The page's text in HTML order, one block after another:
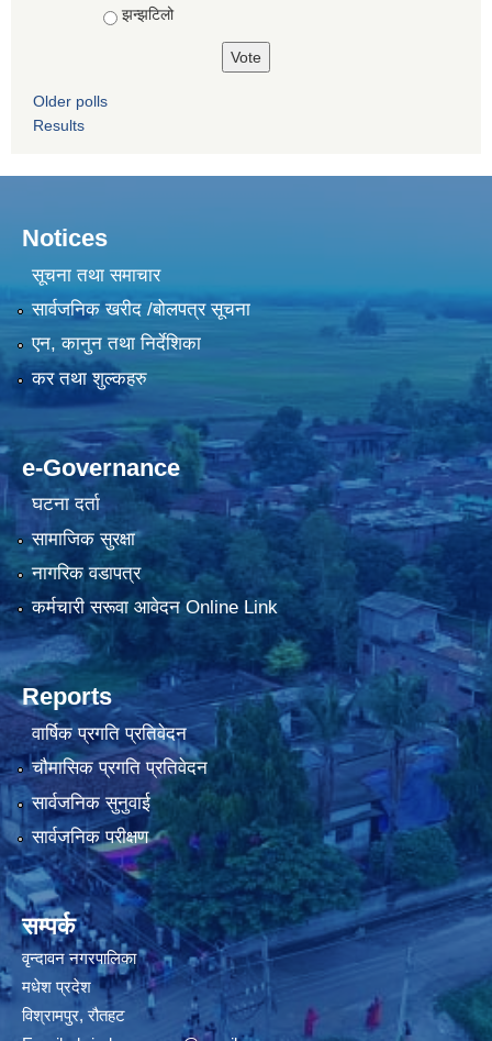
झन्झटिलो
Older polls
Results
Notices
सूचना तथा समाचार
सार्वजनिक खरीद /बोलपत्र सूचना
एन, कानुन तथा निर्देशिका
कर तथा शुल्कहरु
e-Governance
घटना दर्ता
सामाजिक सुरक्षा
नागरिक वडापत्र
कर्मचारी सरूवा आवेदन Online Link
Reports
वार्षिक प्रगति प्रतिवेदन
चौमासिक प्रगति प्रतिवेदन
सार्वजनिक सुनुवाई
सार्वजनिक परीक्षण
सम्पर्क
वृन्दावन नगरपालिका
मधेश प्रदेश
विश्रामपुर, रौतहट